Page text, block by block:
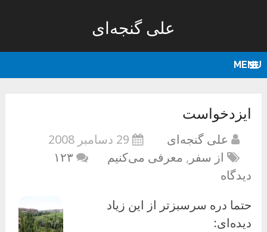
علی گنجه‌ای
MENU
ایزدخواست
علی گنجه‌ای
29 دسامبر 2008
از سفر , معرفی می‌کنیم
۱۲۳
دیدگاه
حتما دره سرسبزتر از این زیاد
دیده‌ای: